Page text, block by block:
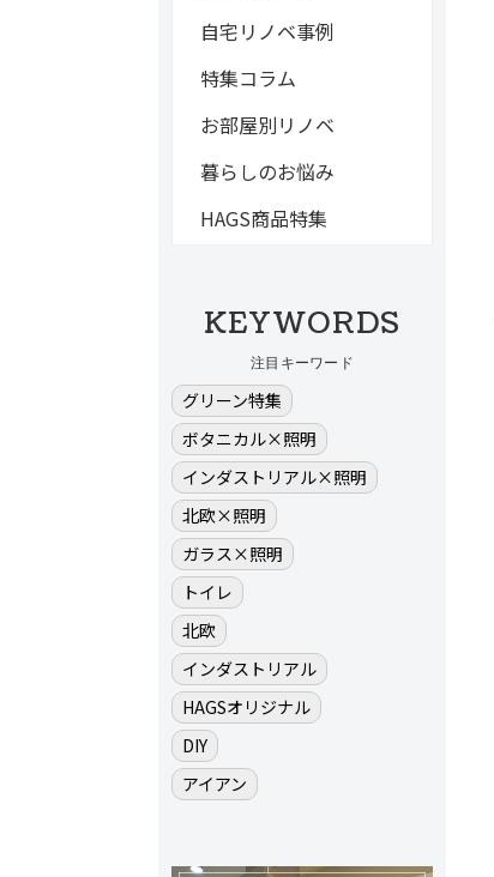
自宅リノベ事例
特集コラム
お部屋別リノベ
暮らしのお悩み
HAGS商品特集
KEYWORDS
注目キーワード
グリーン特集
ボタニカル×照明
インダストリアル×照明
北欧×照明
ガラス×照明
トイレ
北欧
インダストリアル
HAGSオリジナル
DIY
アイアン